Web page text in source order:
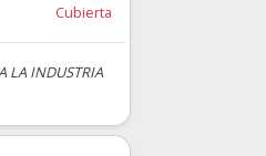
Cubierta
LA INDUSTRIA